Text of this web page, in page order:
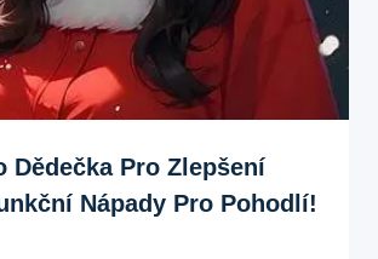
Dědečka Pro Zlepšení
Nápady Pro Pohodlí!